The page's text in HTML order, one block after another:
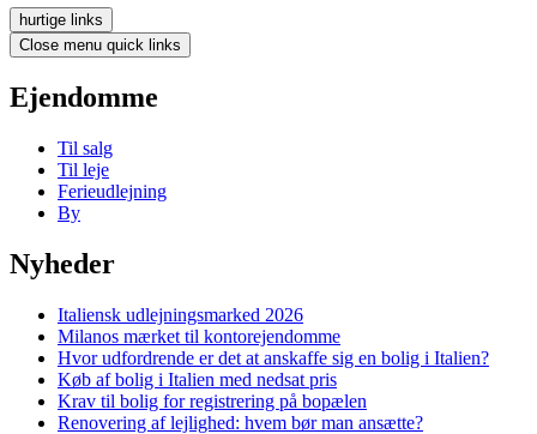
hurtige links
Close menu quick links
Ejendomme
Til salg
Til leje
Ferieudlejning
By
Nyheder
Italiensk udlejningsmarked 2026
Milanos mærket til kontorejendomme
Hvor udfordrende er det at anskaffe sig en bolig i Italien?
Køb af bolig i Italien med nedsat pris
Krav til bolig for registrering på bopælen
Renovering af lejlighed: hvem bør man ansætte?